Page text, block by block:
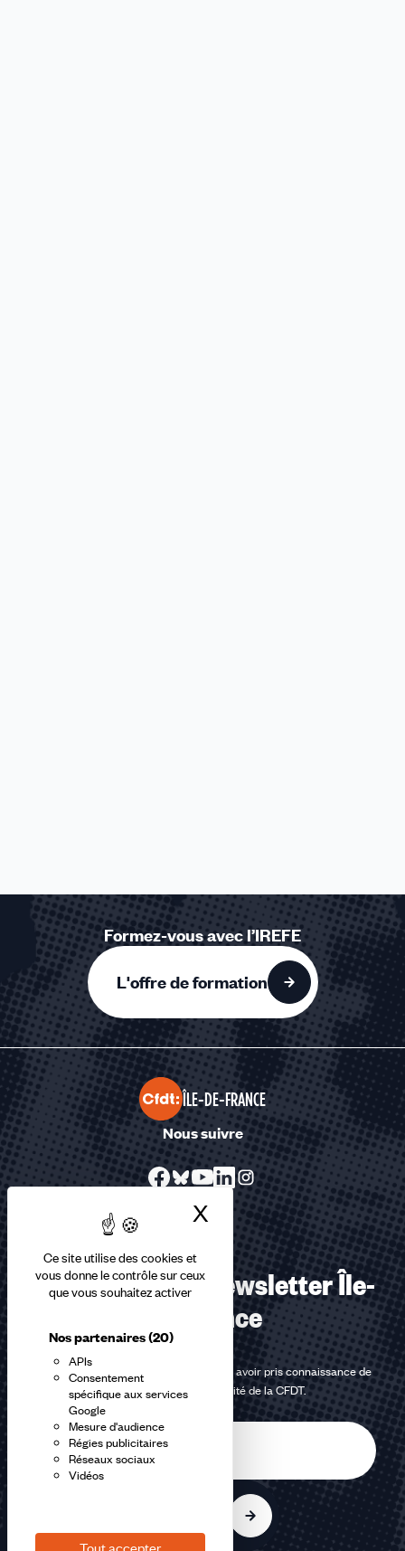
Ce site utilise des cookies et
vous donne le contrôle sur ceux
que vous souhaitez activer
Nos partenaires(20)
APIs
Consentement
spécifique aux services
Google
Mesure d'audience
Régies publicitaires
Réseaux sociaux
Vidéos
Tout accepter
X Masquer le
Formez-vous avec l’IREFE
L'offre de formation
ÎLE-DE-FRANCE
Nous suivre
S’abonner à la Newsletter Île-
de-France
En m'inscrivant à la newsletter, j'affirme avoir pris connaissance de
lapolitique de confidentialité de la CFDT.